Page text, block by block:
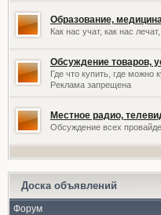
Образование,
Как нас учат, как нас
Обсуждение товаров,
Где что купить, где можно
Реклама запрещена
Местное радио,
Обсуждение всех
Доска объявлений
Форум